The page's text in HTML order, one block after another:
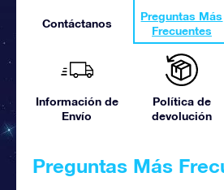
Contáctanos
Preguntas Más
Frecuentes
Información de
Envío
Política de
devolución
Preguntas Más